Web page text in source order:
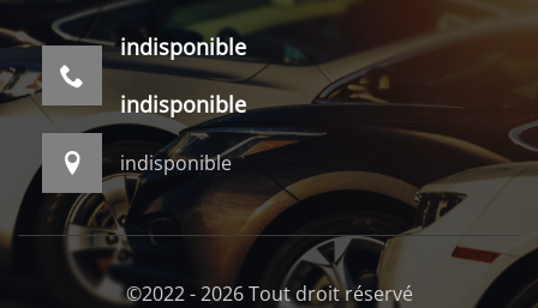
indisponible
indisponible
indisponible
©2022 - 2026 Tout droit réservé